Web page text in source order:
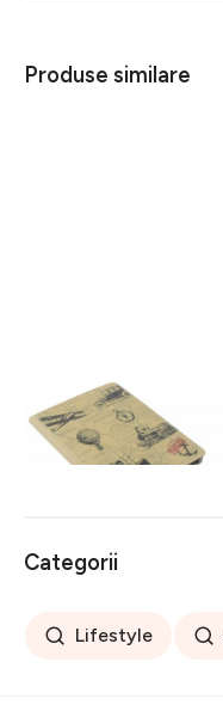
Produse similare
Husa iPad InArt,
19.5x24.6x2 cm, Balloons
32 lei
Categorii
Lifestyle